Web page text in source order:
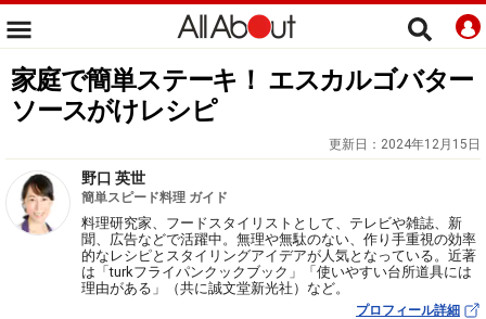
家庭で簡単ステーキ！ エスカルゴバター
ソースがけレシピ
更新日： 2024年12月15日
野口 英世
簡単スピード料理 ガイド
料理研究家、フードスタイリストとして、テレビや雑誌、新
聞、広告などで活躍中。無理や無駄のない、作り手重視の効率
的なレシピとスタイリングアイデアが人気となっている。近著
は「turkフライパンクックブック」「使いやすい台所道具には
理由がある」（共に誠文堂新光社）など。
プロフィール詳細